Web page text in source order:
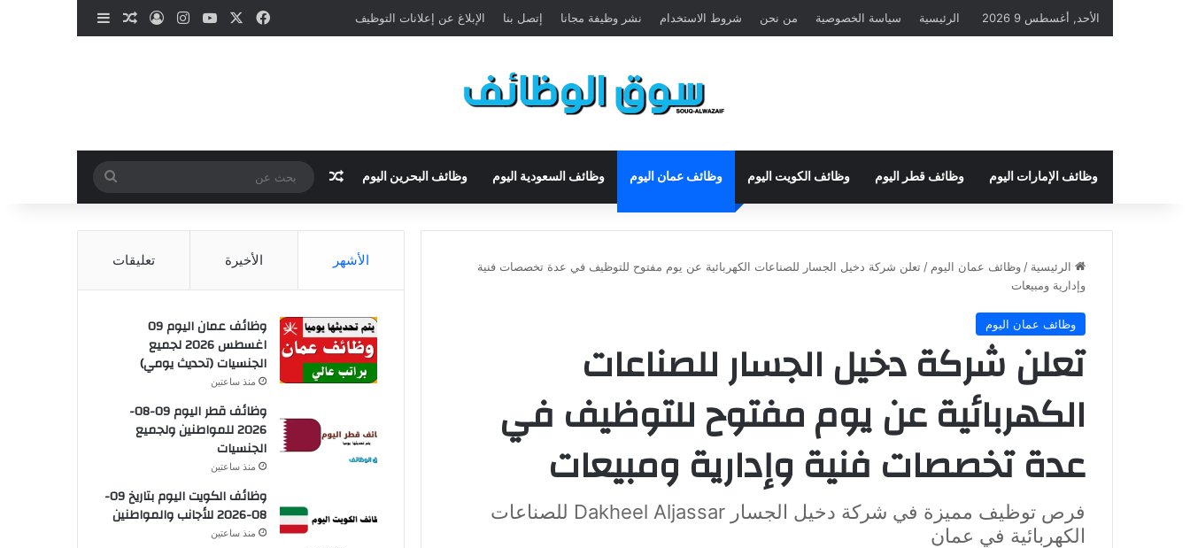
الأحد, أغسطس 9 2026 الرئيسية سياسة الخصوصية من نحن شروط الاستخدام نشر وظيفة مجانا إتصل بنا الإبلاغ عن إعلانات التوظيف فيسبوك ‫YouTubeانستقرامتسجيل الدخول
مقال عشوائي
وظائف الإمارات اليوم وظائف قطر اليوم وظائف الكويت اليوم وظائف عمان اليوم وظائف السعودية اليوم وظائف البحرين اليوم مقال عشوائي
عن
الرئيسية / وظائف عمان اليوم / تعلن شركة دخيل الجسار للصناعات الكهربائية عن يوم مفتوح للتوظيف في عدة تخصصات فنية
وإدارية ومبيعات
وظائف عمان اليوم
تعلن شركة دخيل الجسار للصناعات
الكهربائية عن يوم مفتوح للتوظيف في
عدة تخصصات فنية وإدارية ومبيعات
فرص توظيف مميزة في شركة دخيل الجسار Dakheel Aljassar للصناعات
الكهربائية في عمان
الأشهر الأخيرة تعليقات
وظائف عمان اليوم 09
اغسطس 2026 لجميع
الجنسيات (تحديث يومي)
منذ ساعتين
وظائف قطر اليوم 09-08-
2026 للمواطنين ولجميع
الجنسيات
منذ ساعتين
وظائف الكويت اليوم بتاريخ 09-
08-2026 للأجانب والمواطنين
منذ ساعتين